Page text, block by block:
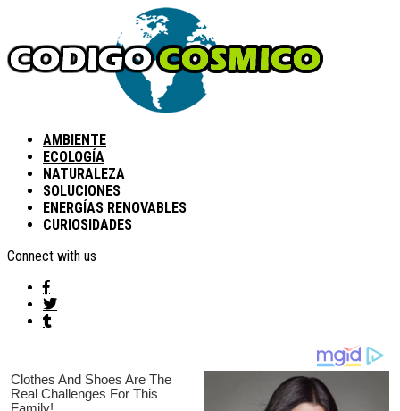
AMBIENTE
ECOLOGÍA
NATURALEZA
SOLUCIONES
ENERGÍAS RENOVABLES
CURIOSIDADES
Connect with us